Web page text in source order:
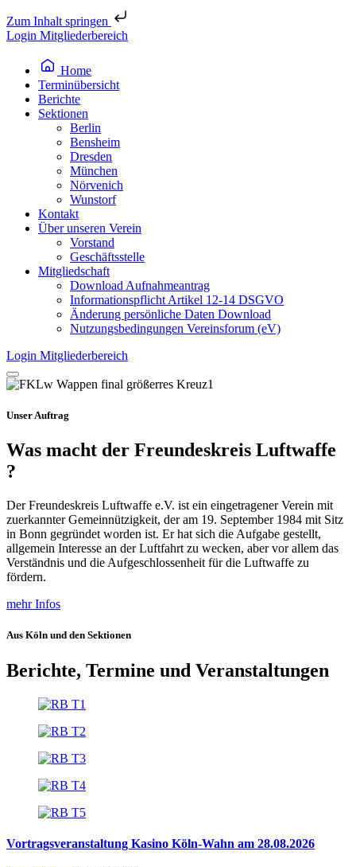
Zum Inhalt springen
Login Mitgliederbereich
Home
Terminübersicht
Berichte
Sektionen
Berlin
Bensheim
Dresden
München
Nörvenich
Wunstorf
Kontakt
Über unseren Verein
Vorstand
Geschäftsstelle
Mitgliedschaft
Download Aufnahmeantrag
Informationspflicht Artikel 12-14 DSGVO
Änderung persönliche Daten Download
Nutzungsbedingungen Vereinsforum (eV)
Login Mitgliederbereich
Unser Auftrag
Was macht der Freundeskreis Luftwaffe
?
Der Freundeskreis Luftwaffe e.V. ist ein eingetragener Verein mit
zuerkannter Gemeinnützigkeit, der am 19. September 1984 mit Sitz
in Bonn gegründet worden ist. Er hat sich die Aufgabe gestellt,
allgemein Interesse an der Luftfahrt zu wecken, aber vor allem das
Verständnis und die Aufgeschlossenheit für die Luftwaffe zu
fördern.
mehr Infos
Aus Köln und den Sektionen
Berichte, Termine und Veranstaltungen
Vortragsveranstaltung Kasino Köln-Wahn am 28.08.2026